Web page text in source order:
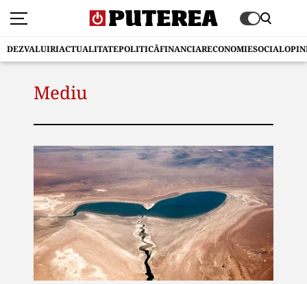
DEZVALUIRIACTUALITATEPOLITICĂFINANCIARECONOMIESOCIAL
Mediu